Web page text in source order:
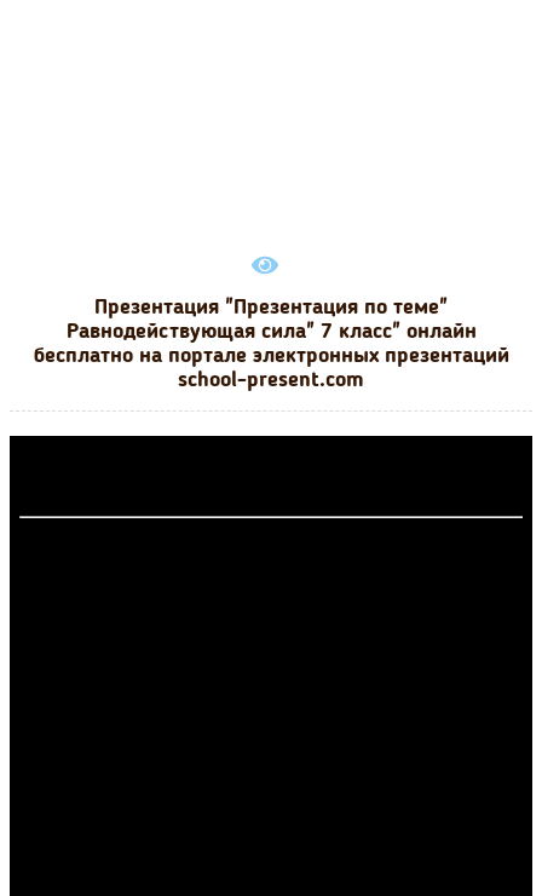
Презентация "Презентация по теме"
Равнодействующая сила" 7 класс" онлайн
бесплатно на портале электронных презентаций
school-present.com